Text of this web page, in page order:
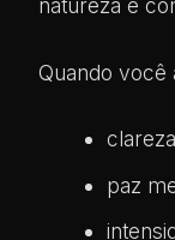
natureza e
Quando você
paz